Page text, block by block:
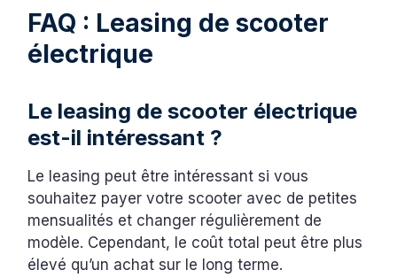
FAQ : Leasing de scooter
électrique
Le leasing de scooter électrique
est-il intéressant ?
Le leasing peut être intéressant si vous
souhaitez payer votre scooter avec de petites
mensualités et changer régulièrement de
modèle. Cependant, le coût total peut être plus
élevé qu’un achat sur le long terme.